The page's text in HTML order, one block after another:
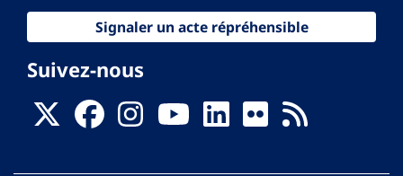
Signaler un acte répréhensible
Suivez-nous